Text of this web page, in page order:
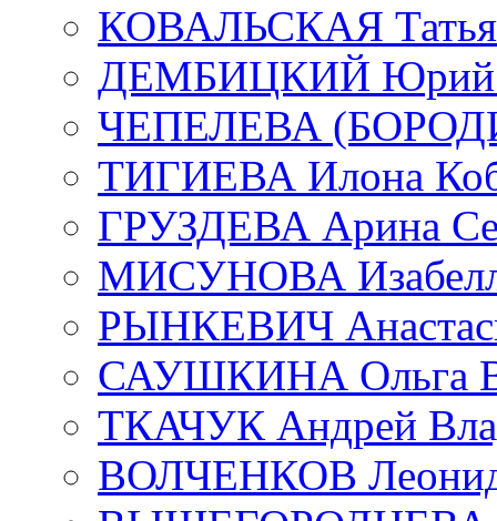
КОВАЛЬСКАЯ
ДЕМБИЦКИЙ Юрий
ЧЕПЕЛЕВА
ТИГИЕВА Илона
ГРУЗДЕВА Арина
МИСУНОВА
РЫНКЕВИЧ
САУШКИНА Ольга
ТКАЧУК Андрей
ВОЛЧЕНКОВ Леонид